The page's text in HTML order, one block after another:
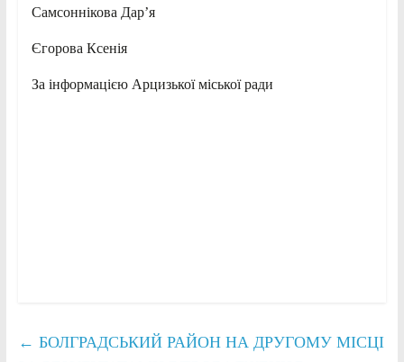
Самсоннікова Дар’я
Єгорова Ксенія
За інформацією Арцизької міської ради
← БОЛГРАДСЬКИЙ РАЙОН НА ДРУГОМУ МІСЦІ